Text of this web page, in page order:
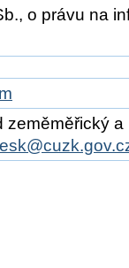
o právu na
zeměměřický